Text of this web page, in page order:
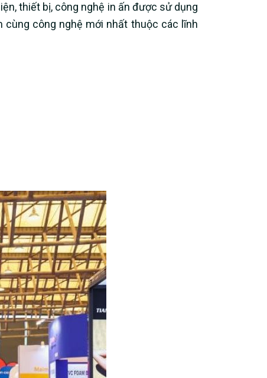
thiết bị, công nghệ in ấn được sử dụng
cùng công nghệ mới nhất thuộc các lĩnh